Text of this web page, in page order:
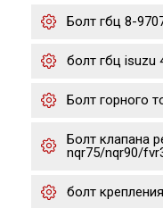
Болт гбц 8-
болт гбц isuzu
Болт горного
Болт клапана
nqr75/nqr90/
болт